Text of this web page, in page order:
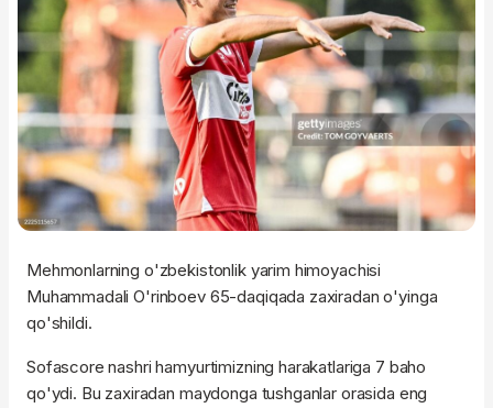
Mehmonlarning o'zbekistonlik yarim himoyachisi
Muhammadali O'rinboev 65-daqiqada zaxiradan o'yinga
qo'shildi.
Sofascore nashri hamyurtimizning harakatlariga 7 baho
qo'ydi. Bu zaxiradan maydonga tushganlar orasida eng